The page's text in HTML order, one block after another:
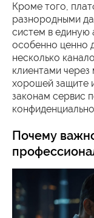
Кроме того,
разнородными
систем в единую
особенно ценно
несколько
клиентами
хорошей защите
законам сервис
Почему